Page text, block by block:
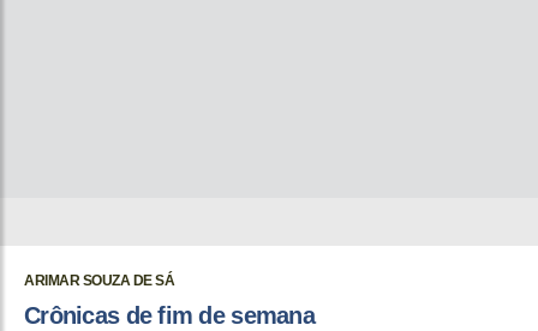
ARIMAR SOUZA DE SÁ
Crônicas de fim de semana